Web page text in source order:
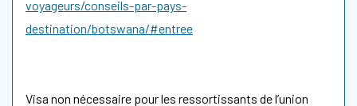
voyageurs/conseils-par-pays-
destination/botswana/#entree
Visa non nécessaire pour les ressortissants de l’union